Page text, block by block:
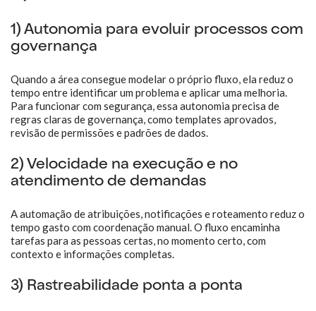
1) Autonomia para evoluir processos com
governança
Quando a área consegue modelar o próprio fluxo, ela reduz o
tempo entre identificar um problema e aplicar uma melhoria.
Para funcionar com segurança, essa autonomia precisa de
regras claras de governança, como templates aprovados,
revisão de permissões e padrões de dados.
2) Velocidade na execução e no
atendimento de demandas
A automação de atribuições, notificações e roteamento reduz o
tempo gasto com coordenação manual. O fluxo encaminha
tarefas para as pessoas certas, no momento certo, com
contexto e informações completas.
3) Rastreabilidade ponta a ponta